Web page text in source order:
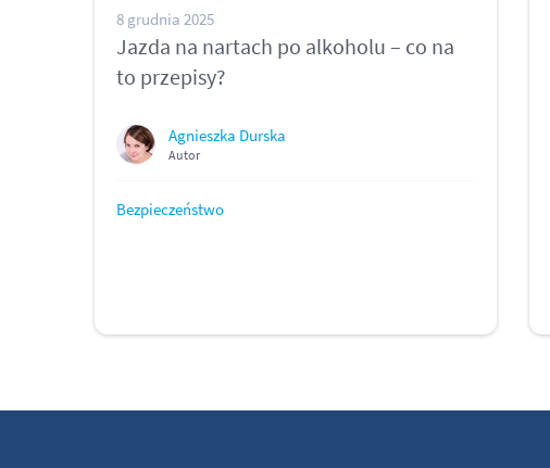
8 grudnia 2025
Jazda na nartach po alkoholu – co na
to przepisy?
Agnieszka Durska
Autor
Bezpieczeństwo